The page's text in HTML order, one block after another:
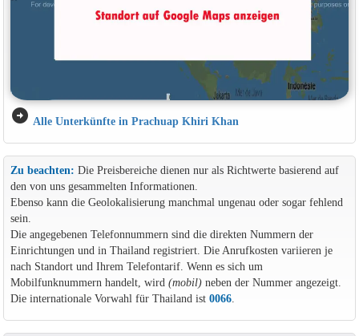
arrow_circle_right Alle Unterkünfte in Prachuap Khiri Khan
Zu beachten: Die Preisbereiche dienen nur als Richtwerte basierend auf
den von uns gesammelten Informationen.
Ebenso kann die Geolokalisierung manchmal ungenau oder sogar fehlend
sein.
Die angegebenen Telefonnummern sind die direkten Nummern der
Einrichtungen und in Thailand registriert. Die Anrufkosten variieren je
nach Standort und Ihrem Telefontarif. Wenn es sich um
Mobilfunknummern handelt, wird (mobil)neben der Nummer angezeigt.
Die internationale Vorwahl für Thailand ist 0066.